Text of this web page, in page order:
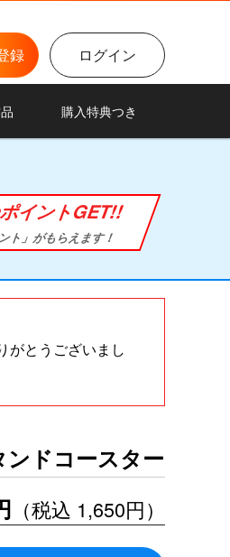
ログイン
録
購入特典つき
イントGET!!
ト」がもらえます！
がとうございまし
ンドコースター
（税込 1,650円）